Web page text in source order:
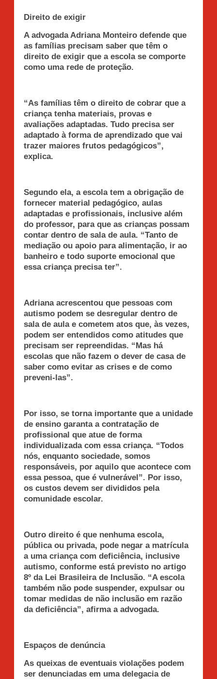
Direito de exigir
A advogada Adriana Monteiro defende que
as famílias precisam saber que têm o
direito de exigir que a escola se comporte
como uma rede de proteção.
“As famílias têm o direito de cobrar que a
criança tenha materiais, provas e
avaliações adaptadas. Tudo precisa ser
adaptado à forma de aprendizado que vai
trazer maiores frutos pedagógicos”,
explica.
Segundo ela, a escola tem a obrigação de
fornecer material pedagógico, aulas
adaptadas e profissionais, inclusive além
do professor, para que as crianças possam
contar dentro de sala de aula. “Tanto de
mediação ou apoio para alimentação, ir ao
banheiro e todo suporte emocional que
essa criança precisa ter”.
Adriana acrescentou que pessoas com
autismo podem se desregular dentro de
sala de aula e cometem atos que, às vezes,
podem ser entendidos como atitudes que
precisam ser repreendidas. “Mas há
escolas que não fazem o dever de casa de
saber como evitar as crises e de como
preveni-las”.
Por isso, se torna importante que a unidade
de ensino garanta a contratação de
profissional que atue de forma
individualizada com essa criança. “Todos
nós, enquanto sociedade, somos
responsáveis, por aquilo que acontece com
essa pessoa, que é vulnerável”. Por isso,
os custos devem ser divididos pela
comunidade escolar.
Outro direito é que nenhuma escola,
pública ou privada, pode negar a matrícula
a uma criança com deficiência, inclusive
autismo, conforme está previsto no artigo
8º da Lei Brasileira de Inclusão. “A escola
também não pode suspender, expulsar ou
tomar medidas de não inclusão em razão
da deficiência”, afirma a advogada.
Espaços de denúncia
As queixas de eventuais violações podem
ser denunciadas em uma delegacia de